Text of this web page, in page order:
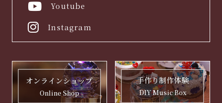
Youtube
Instagram
オンラインショップ
Online Shop
手作り制作体験
DIY Music Box